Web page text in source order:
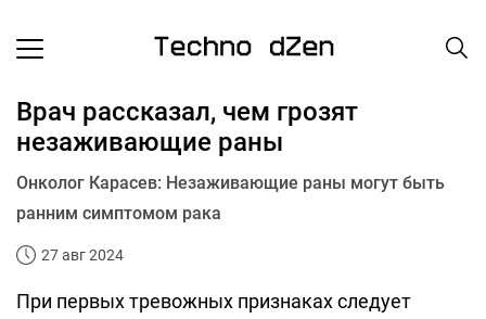
Врач рассказал, чем грозят
незаживающие раны
Онколог Карасев: Незаживающие раны могут быть
ранним симптомом рака
27 авг 2024
При первых тревожных признаках следует